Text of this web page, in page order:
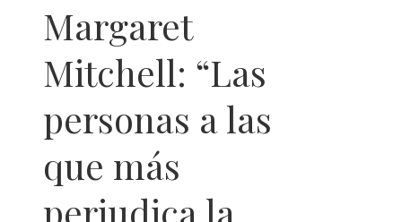
Margaret
Mitchell: “Las
personas a las
que más
perjudica la